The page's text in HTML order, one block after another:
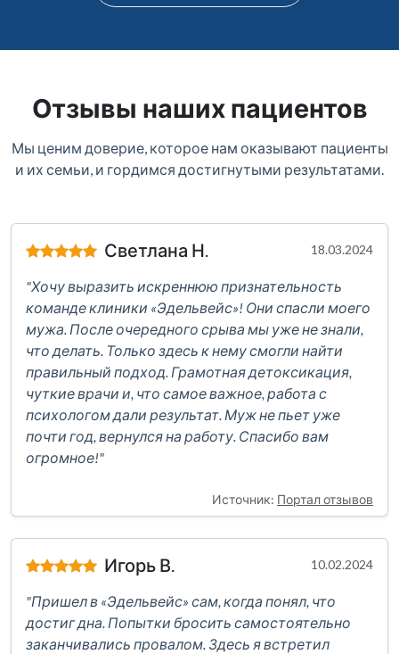
Отзывы наших пациентов
Мы ценим доверие, которое нам оказывают пациенты
и их семьи, и гордимся достигнутыми результатами.
Светлана Н. 18.03.2024
"Хочу выразить искреннюю признательность
команде клиники «Эдельвейс»! Они спасли моего
мужа. После очередного срыва мы уже не знали,
что делать. Только здесь к нему смогли найти
правильный подход. Грамотная детоксикация,
чуткие врачи и, что самое важное, работа с
психологом дали результат. Муж не пьет уже
почти год, вернулся на работу. Спасибо вам
огромное!"
Источник: Портал отзывов
Игорь В. 10.02.2024
"Пришел в «Эдельвейс» сам, когда понял, что
достиг дна. Попытки бросить самостоятельно
заканчивались провалом. Здесь я встретил